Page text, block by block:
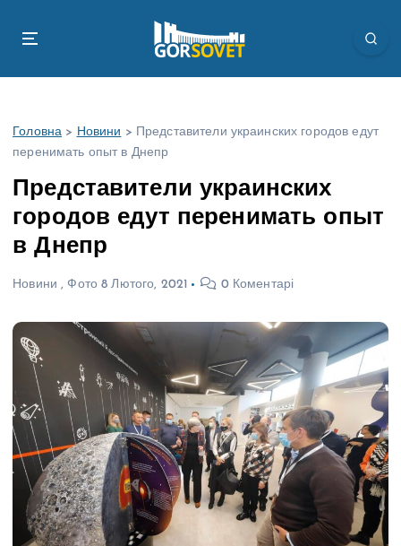
Головна > Новини >
Представители украинских городов едут
перенимать опыт в Днепр
Представители украинских
городов едут перенимать опыт
в Днепр
Новини , Фото 8 Лютого, 2021 0 Коментарі